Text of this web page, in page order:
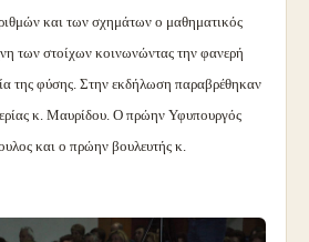
και των σχημάτων ο μαθηματικός
των στοίχων κοινωνώντας την φανερή
της φύσης. Στην εκδήλωση παραβρέθηκαν
κ. Μαυρίδου. Ο πρώην Υφυπουργός
και ο πρώην βουλευτής κ.